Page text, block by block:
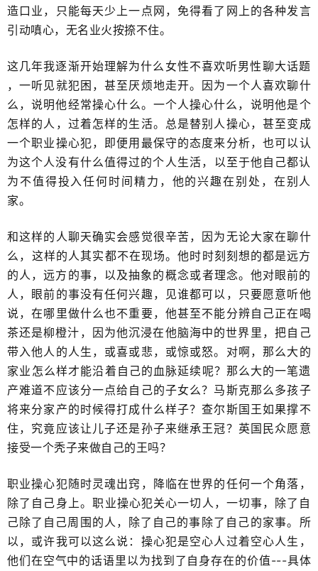
造口业，只能每天少上一点网，免得看了网上的各种发言
引动嗔心​，无名业火按捺不住。
这几年我逐渐开始理解为什么女性不喜欢听男性聊大话题​
，一听见就犯困，甚至厌烦地走开。因为一个人喜欢聊什
么，说明他​经常操心什么。一个人操心什么，​说明他是个
怎样的人，过着怎样的生活。总是替别人操心，甚至变成
一个职业操心犯，即便用最保守的态度来分析，也可以认
为这个人没有什么值得过的个人生活，​以至于他自己都认
为不值得投入任何时间精力，他的兴趣在别处，在别人
家。
和这样的人聊天确实会感觉很辛苦，因为无论大家在聊什
么，​这样的人其实都不在现场。他时时刻刻想的都是远方
的人，远方的事，以及抽象的概念​或者理念。他对眼前的
人，眼前的事没有任何兴趣，见谁都可以，只要愿意听他
说，在哪里做什么也不重要，他甚至不能分辨自己正在喝
茶还是柳橙汁，因为他沉浸在​他脑海中的世界里，​把自己
带入他人的人生，或喜或悲，或惊或怒。对啊，那么大的
家业​怎么样才能沿着自己的血脉延续呢？那么大的一笔遗
产难道不应该分一点给自己的子女么？马斯克那么多孩子
将来分家产的时候得打成什么样子？查尔斯国王如果撑不
住，究竟应该让儿子还是孙子来继承王冠？英国民众愿意
接受一个秃子来做自己的王吗？
职业操心犯随时灵魂出窍，降临在世界的任何一个角落，
除了自己​身上。职业操心犯关心一切人，一切事，除了自
己除了自己周围的人，除了自己的事​除了自己的家事。​所
以，或许我可以这么说：操心犯是空心人过着空心人生，
他们在空气中的话语里以为找到了自身存在的价值---具体